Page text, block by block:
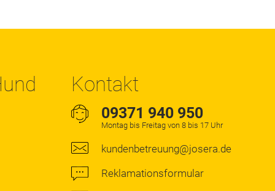
Kontakt
09371 940 950
Montag bis Freitag von 8 bis 17 Uhr
kundenbetreuung@josera.de
Reklamationsformular